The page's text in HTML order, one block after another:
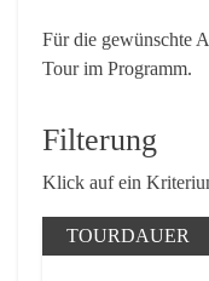
Für die gewünschte
Tour im Programm.
Filterung
Klick auf ein
TOURDAUER